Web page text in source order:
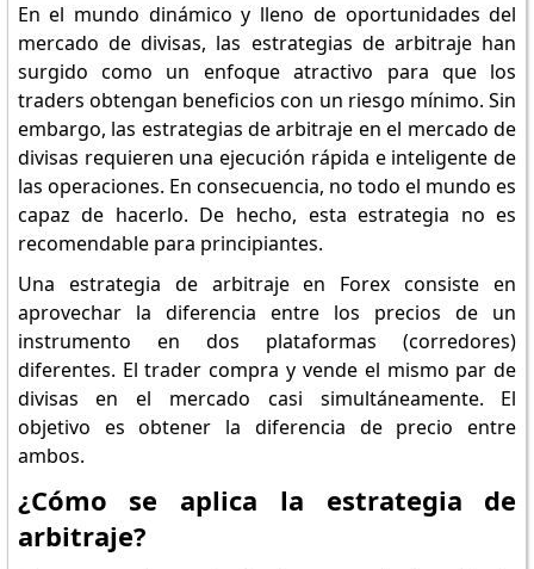
En el mundo dinámico y lleno de oportunidades del
mercado de divisas, las estrategias de arbitraje han
surgido como un enfoque atractivo para que los
traders obtengan beneficios con un riesgo mínimo. Sin
embargo, las estrategias de arbitraje en el mercado de
divisas requieren una ejecución rápida e inteligente de
las operaciones. En consecuencia, no todo el mundo es
capaz de hacerlo. De hecho, esta estrategia no es
recomendable para principiantes.
Una estrategia de arbitraje en Forex consiste en
aprovechar la diferencia entre los precios de un
instrumento en dos plataformas (corredores)
diferentes. El trader compra y vende el mismo par de
divisas en el mercado casi simultáneamente. El
objetivo es obtener la diferencia de precio entre
ambos.
¿Cómo se aplica la estrategia de
arbitraje?